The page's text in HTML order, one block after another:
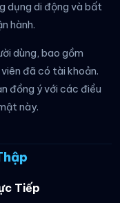
dụng di động và bất
hành.
dùng, bao gồm
đã có tài khoản.
đồng ý với các điều
này.
Tiếp